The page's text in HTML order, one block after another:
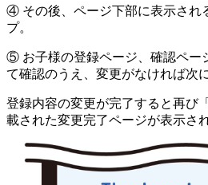
④ その後、ページ下部に表示され
プ。
⑤ お子様の登録ページ、確認ペー
て確認のうえ、変更がなければ次
登録内容の変更が完了すると再び
載された変更完了ページが表示さ